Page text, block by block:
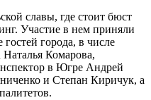
славы, где стоит бюст
Участие в нем приняли
гостей города, в числе
Комарова,
в Югре Андрей
и Степан Киричук, а